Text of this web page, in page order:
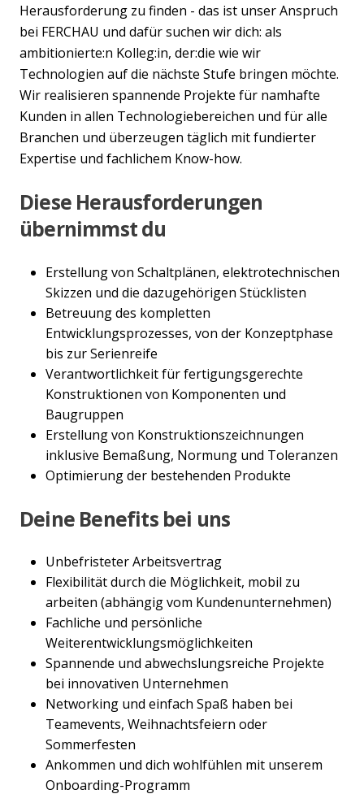
Herausforderung zu finden - das ist unser Anspruch
bei FERCHAU und dafür suchen wir dich: als
ambitionierte:n Kolleg:in, der:die wie wir
Technologien auf die nächste Stufe bringen möchte.
Wir realisieren spannende Projekte für namhafte
Kunden in allen Technologiebereichen und für alle
Branchen und überzeugen täglich mit fundierter
Expertise und fachlichem Know-how.
Diese Herausforderungen
übernimmst du
Erstellung von Schaltplänen, elektrotechnischen
Skizzen und die dazugehörigen Stücklisten
Betreuung des kompletten
Entwicklungsprozesses, von der Konzeptphase
bis zur Serienreife
Verantwortlichkeit für fertigungsgerechte
Konstruktionen von Komponenten und
Baugruppen
Erstellung von Konstruktionszeichnungen
inklusive Bemaßung, Normung und Toleranzen
Optimierung der bestehenden Produkte
Deine Benefits bei uns
Unbefristeter Arbeitsvertrag
Flexibilität durch die Möglichkeit, mobil zu
arbeiten (abhängig vom Kundenunternehmen)
Fachliche und persönliche
Weiterentwicklungsmöglichkeiten
Spannende und abwechslungsreiche Projekte
bei innovativen Unternehmen
Networking und einfach Spaß haben bei
Teamevents, Weihnachtsfeiern oder
Sommerfesten
Ankommen und dich wohlfühlen mit unserem
Onboarding-Programm